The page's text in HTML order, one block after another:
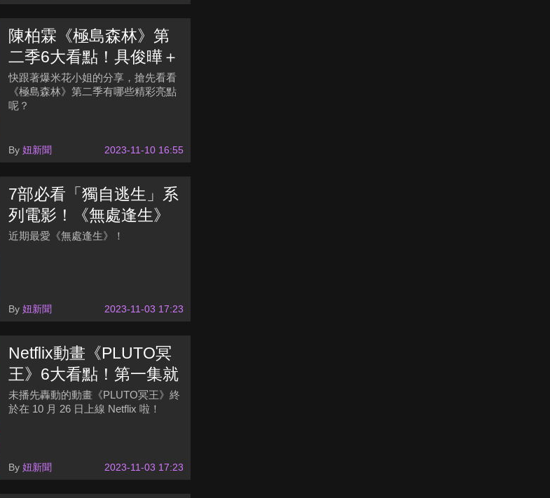
陳柏霖《極島森林》第
二季6大看點！具俊曄＋
黃宣重磅登場、王淨節
目自製「尿尿汁」？
快跟著爆米花小姐的分享，搶先看看
《極島森林》第二季有哪些精彩亮點
呢？
By妞新聞 2023-11-10 16:55
7部必看「獨自逃生」系
列電影！《無處逢生》
克難海上生子、《墜
近期最愛《無處逢生》！
By妞新聞 2023-11-03 17:23
Netflix動畫《PLUTO冥
王》6大看點！第一集就
爆哭？探討機器人感情
vs人性
未播先轟動的動畫《PLUTO冥王》終
於在 10 月 26 日上線 Netflix 啦！
By妞新聞 2023-11-03 17:23